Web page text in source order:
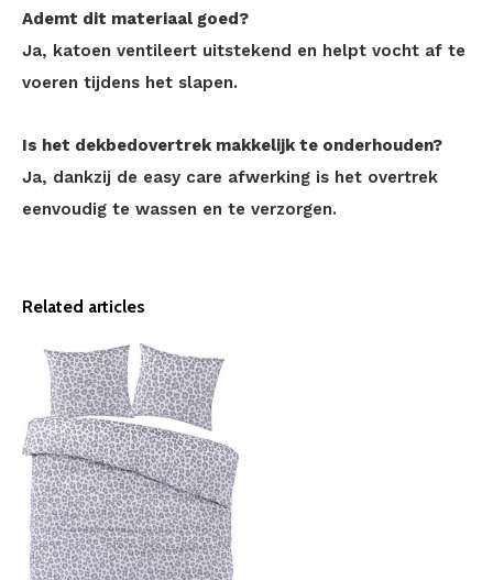
Ademt dit materiaal goed?
Ja, katoen ventileert uitstekend en helpt vocht af te
voeren tijdens het slapen.
Is het dekbedovertrek makkelijk te onderhouden?
Ja, dankzij de easy care afwerking is het overtrek
eenvoudig te wassen en te verzorgen.
Related articles